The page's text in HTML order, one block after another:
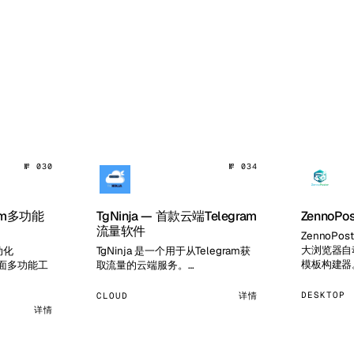
№ 030
多功能
化
多功能工
详情
№ 034
TgNinja — 首款云端Telegram
流量软件
TgNinja 是一个用于从Telegram获
取流量的云端服务。…
CLOUD 详情
大浏览器
模板构建
DESKTOP